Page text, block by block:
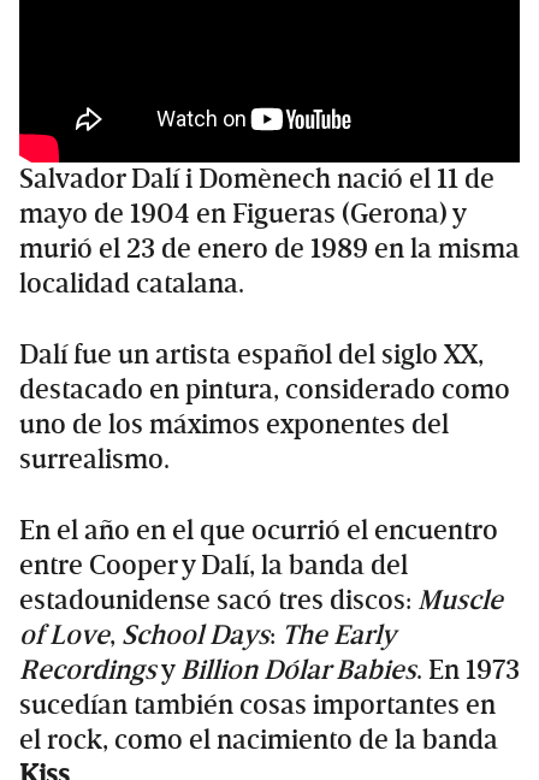
Salvador Dalí i Domènech nació el 11 de
mayo de 1904 en Figueras (Gerona) y
murió el 23 de enero de 1989 en la misma
localidad catalana.
Dalí fue un artista español del siglo XX,
destacado en pintura, considerado como
uno de los máximos exponentes del
surrealismo.
En el año en el que ocurrió el encuentro
entre Cooper y Dalí, la banda del
estadounidense sacó tres discos: Muscle
of Love, School Days: The Early
RecordingsyBillion Dólar Babies. En 1973
sucedían también cosas importantes en
el rock, como el nacimiento de la banda